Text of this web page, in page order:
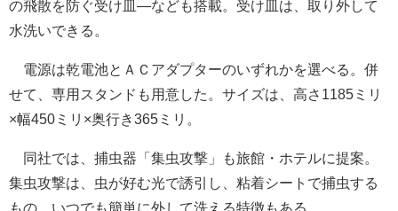
の飛散を防ぐ受け皿―なども搭載。受け皿は、取り外して
水洗いできる。
電源は乾電池とＡＣアダプターのいずれかを選べる。併
せて、専用スタンドも用意した。サイズは、高さ1185ミリ
×幅450ミリ×奥行き365ミリ。
同社では、捕虫器「集虫攻撃」も旅館・ホテルに提案。
集虫攻撃は、虫が好む光で誘引し、粘着シートで捕虫する
もの。いつでも簡単に外して洗える特徴もある。